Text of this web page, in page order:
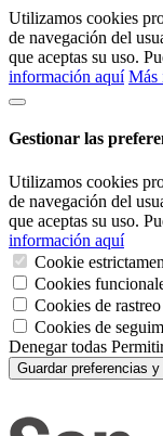
Utilizamos cookies
de navegación del
que aceptas su uso.
información aquí Más
Gestionar las
Utilizamos cookies
de navegación del
que aceptas su uso.
información aquí
Cookie
Cookies
Cookies de
Cookies de
Denegar todas
Guardar preferencias y